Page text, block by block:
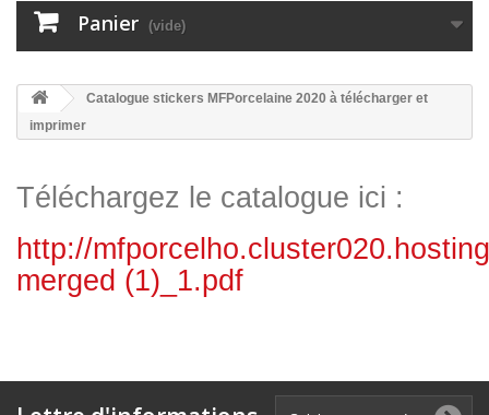
Panier (vide)
Catalogue stickers MFPorcelaine 2020 à télécharger et
imprimer
Téléchargez le catalogue ici :
http://
merged (1)_1.pdf